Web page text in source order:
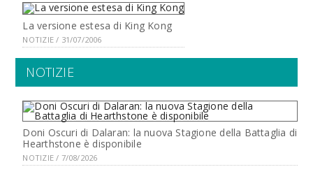
La versione estesa di King Kong
NOTIZIE / 31/07/2006
NOTIZIE
Doni Oscuri di Dalaran: la nuova Stagione della Battaglia di
Hearthstone è disponibile
NOTIZIE / 7/08/2026